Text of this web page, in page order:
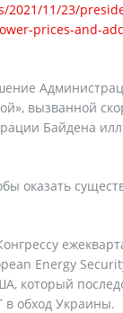
11/23/
prices-and-
вызванной
Байдена
оказать
Energy
который
в обход Украины.